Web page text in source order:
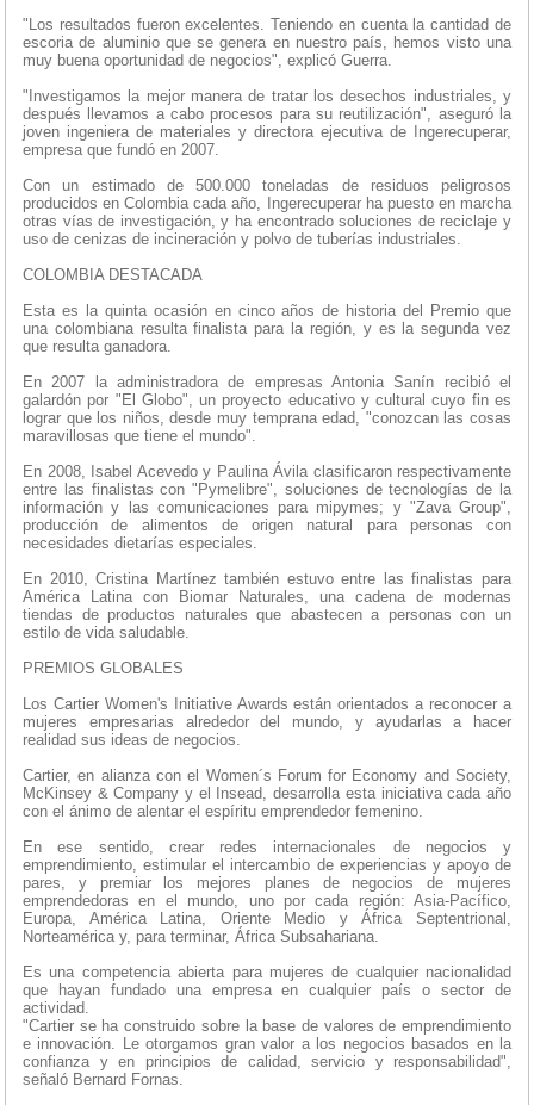
"Los resultados fueron excelentes. Teniendo en cuenta la cantidad de
escoria de aluminio que se genera en nuestro país, hemos visto una
muy buena oportunidad de negocios", explicó Guerra.
"Investigamos la mejor manera de tratar los desechos industriales, y
después llevamos a cabo procesos para su reutilización", aseguró la
joven ingeniera de materiales y directora ejecutiva de Ingerecuperar,
empresa que fundó en 2007.
Con un estimado de 500.000 toneladas de residuos peligrosos
producidos en Colombia cada año, Ingerecuperar ha puesto en marcha
otras vías de investigación, y ha encontrado soluciones de reciclaje y
uso de cenizas de incineración y polvo de tuberías industriales.
COLOMBIA DESTACADA
Esta es la quinta ocasión en cinco años de historia del Premio que
una colombiana resulta finalista para la región, y es la segunda vez
que resulta ganadora.
En 2007 la administradora de empresas Antonia Sanín recibió el
galardón por "El Globo", un proyecto educativo y cultural cuyo fin es
lograr que los niños, desde muy temprana edad, "conozcan las cosas
maravillosas que tiene el mundo".
En 2008, Isabel Acevedo y Paulina Ávila clasificaron respectivamente
entre las finalistas con "Pymelibre", soluciones de tecnologías de la
información y las comunicaciones para mipymes; y "Zava Group",
producción de alimentos de origen natural para personas con
necesidades dietarías especiales.
En 2010, Cristina Martínez también estuvo entre las finalistas para
América Latina con Biomar Naturales, una cadena de modernas
tiendas de productos naturales que abastecen a personas con un
estilo de vida saludable.
PREMIOS GLOBALES
Los Cartier Women's Initiative Awards están orientados a reconocer a
mujeres empresarias alrededor del mundo, y ayudarlas a hacer
realidad sus ideas de negocios.
Cartier, en alianza con el Women´s Forum for Economy and Society,
McKinsey & Company y el Insead, desarrolla esta iniciativa cada año
con el ánimo de alentar el espíritu emprendedor femenino.
En ese sentido, crear redes internacionales de negocios y
emprendimiento, estimular el intercambio de experiencias y apoyo de
pares, y premiar los mejores planes de negocios de mujeres
emprendedoras en el mundo, uno por cada región: Asia-Pacífico,
Europa, América Latina, Oriente Medio y África Septentrional,
Norteamérica y, para terminar, África Subsahariana.
Es una competencia abierta para mujeres de cualquier nacionalidad
que hayan fundado una empresa en cualquier país o sector de
actividad.
"Cartier se ha construido sobre la base de valores de emprendimiento
e innovación. Le otorgamos gran valor a los negocios basados en la
confianza y en principios de calidad, servicio y responsabilidad",
señaló Bernard Fornas.